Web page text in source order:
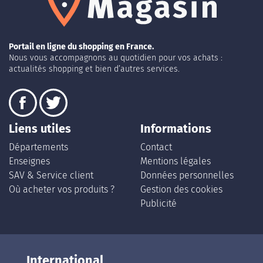
Portail en ligne du shopping en France.
Nous vous accompagnons au quotidien pour vos achats :
actualités shopping et bien d’autres services.
Liens utiles
Départements
Enseignes
SAV & Service client
Où acheter vos produits ?
Informations
Contact
Mentions légales
Données personnelles
Gestion des cookies
Publicité